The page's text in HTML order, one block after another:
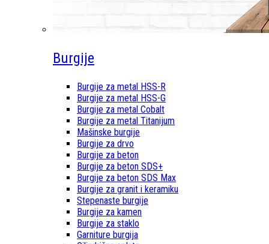
Burgije
Burgije za metal HSS-R
Burgije za metal HSS-G
Burgije za metal Cobalt
Burgije za metal Titanijum
Mašinske burgije
Burgije za drvo
Burgije za beton
Burgije za beton SDS+
Burgije za beton SDS Max
Burgije za granit i keramiku
Stepenaste burgije
Burgije za kamen
Burgije za staklo
Garniture burgija